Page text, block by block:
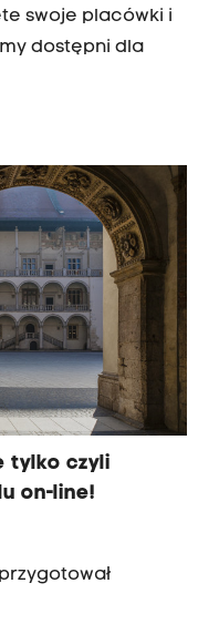
swoje placówki i
dostępni dla
tylko czyli
on-line!